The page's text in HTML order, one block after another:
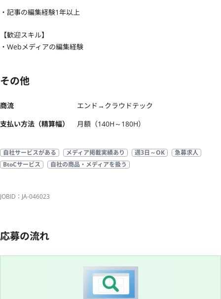
・記事の編集経験1年以上
【歓迎スキル】
・Webメディアの編集経験
その他
商流
エンド→クラウドテック
支払い方法（精算幅）
月額（140H～180H）
自社サービスがある メディア掲載実績あり 週3日～OK
急募求人
BtoCサービス
自社の商品・メディアを扱う
JOBID：JA-046023
応募の流れ